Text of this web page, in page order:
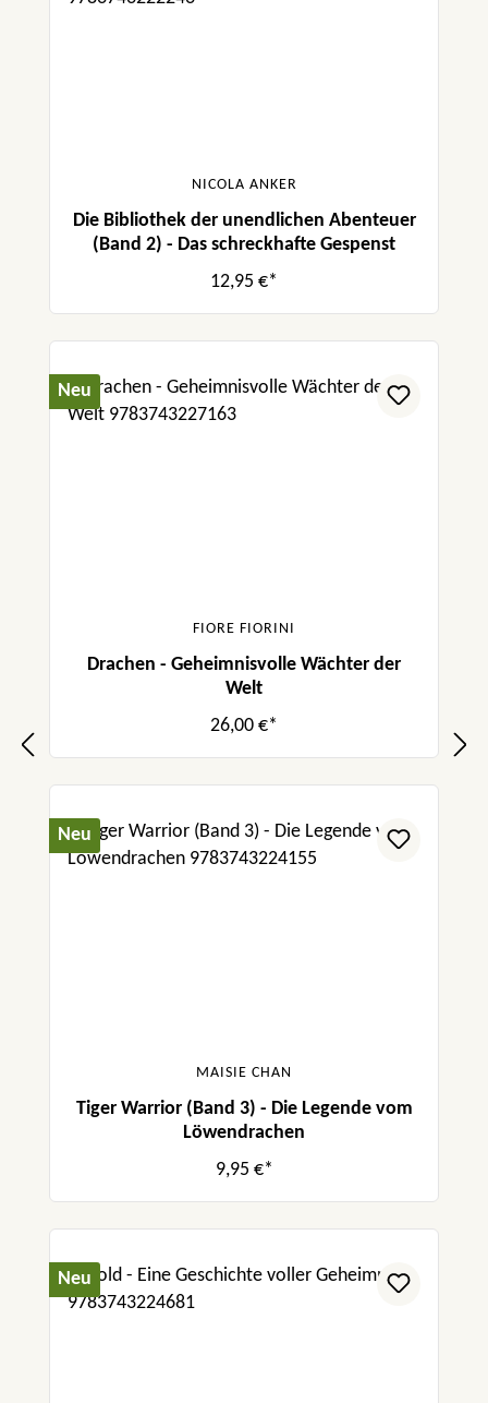
NICOLA ANKER
Die Bibliothek der unendlichen Abenteuer
(Band 2) - Das schreckhafte Gespenst
12,95 €*
Neu
FIORE FIORINI
Drachen - Geheimnisvolle Wächter der
Welt
26,00 €*
Neu
MAISIE CHAN
Tiger Warrior (Band 3) - Die Legende vom
Löwendrachen
9,95 €*
Neu